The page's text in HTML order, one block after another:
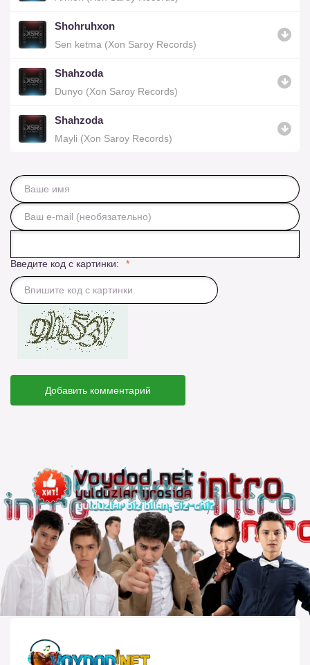
Shohruhxon
Sen ketma (Xon Saroy Records)
Shahzoda
Dunyo (Xon Saroy Records)
Shahzoda
Mayli (Xon Saroy Records)
Введите код с картинки:
Добавить комментарий